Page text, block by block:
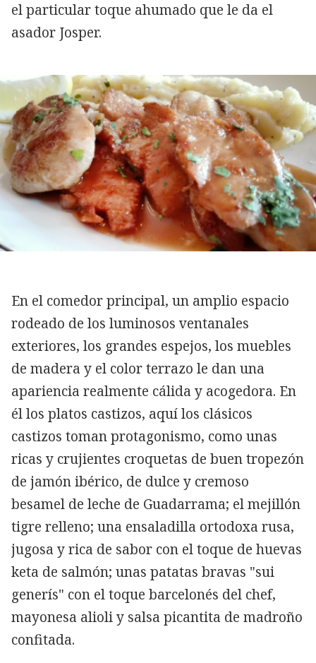
el particular toque ahumado que le da el
asador Josper.
En el comedor principal, un amplio espacio
rodeado de los luminosos ventanales
exteriores, los grandes espejos, los muebles
de madera y el color terrazo le dan una
apariencia realmente cálida y acogedora. En
él los platos castizos, aquí los clásicos
castizos toman protagonismo, como unas
ricas y crujientes croquetas de buen tropezón
de jamón ibérico, de dulce y cremoso
besamel de leche de Guadarrama; el mejillón
tigre relleno; una ensaladilla ortodoxa rusa,
jugosa y rica de sabor con el toque de huevas
keta de salmón; unas patatas bravas "sui
generís" con el toque barcelonés del chef,
mayonesa alioli y salsa picantita de madroño
confitada.